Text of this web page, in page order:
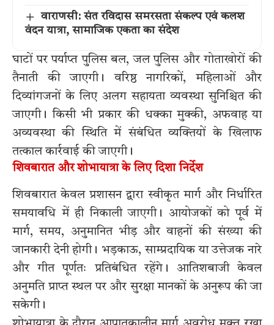
वाराणसी: संत रविदास समरसता संकल्प एवं कलश
वंदन यात्रा, सामाजिक एकता का संदेश
घाटों पर पर्याप्त पुलिस बल, जल पुलिस और गोताखोरों की
तैनाती की जाएगी। वरिष्ठ नागरिकों, महिलाओं और
दिव्यांगजनों के लिए अलग सहायता व्यवस्था सुनिश्चित की
जाएगी। किसी भी प्रकार की धक्का मुक्की, अफवाह या
अव्यवस्था की स्थिति में संबंधित व्यक्तियों के खिलाफ
तत्काल कार्रवाई की जाएगी।
शिवबारात और शोभायात्रा के लिए दिशा निर्देश
शिवबारात केवल प्रशासन द्वारा स्वीकृत मार्ग और निर्धारित
समयावधि में ही निकाली जाएगी। आयोजकों को पूर्व में
मार्ग, समय, अनुमानित भीड़ और वाहनों की संख्या की
जानकारी देनी होगी। भड़काऊ, साम्प्रदायिक या उत्तेजक नारे
और गीत पूर्णतः प्रतिबंधित रहेंगे। आतिशबाजी केवल
अनुमति प्राप्त स्थल पर और सुरक्षा मानकों के अनुरूप की जा
सकेगी।